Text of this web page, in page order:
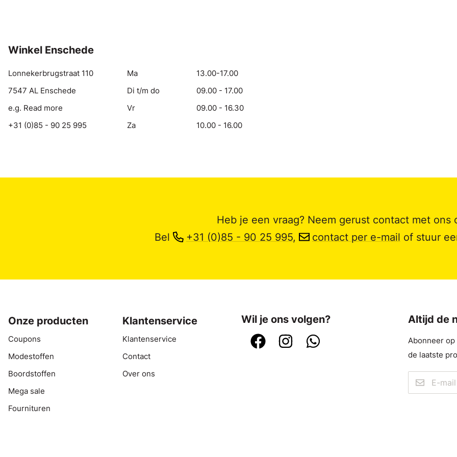
Winkel Enschede
Lonnekerbrugstraat 110
7547 AL Enschede
e.g. Read more
+31 (0)85 - 90 25 995
Ma
13.00-17.00
Di t/m do
09.00 - 17.00
Vr
09.00 - 16.30
Za
10.00 - 16.00
Heb je een vraag? Neem gerust contact met ons
Bel
+31 (0)85 - 90 25 995, contact per e-mail of stuur
Onze producten
Coupons
Modestoffen
Boordstoffen
Mega sale
Fournituren
Klantenservice
Klantenservice
Contact
Over ons
Wil je ons volgen? Altijd de
Abonneer
de laatste